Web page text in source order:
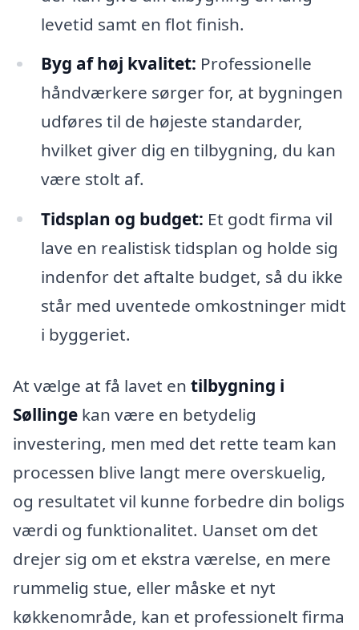
levetid samt en flot finish.
Byg af høj kvalitet: Professionelle
håndværkere sørger for, at bygningen
udføres til de højeste standarder,
hvilket giver dig en tilbygning, du kan
være stolt af.
Tidsplan og budget: Et godt firma vil
lave en realistisk tidsplan og holde sig
indenfor det aftalte budget, så du ikke
står med uventede omkostninger midt
i byggeriet.
At vælge at få lavet en tilbygning i
Søllinge kan være en betydelig
investering, men med det rette team kan
processen blive langt mere overskuelig,
og resultatet vil kunne forbedre din boligs
værdi og funktionalitet. Uanset om det
drejer sig om et ekstra værelse, en mere
rummelig stue, eller måske et nyt
køkkenområde, kan et professionelt firma